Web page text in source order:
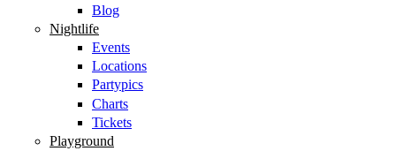
Blog
Nightlife
Events
Locations
Partypics
Charts
Tickets
Playground